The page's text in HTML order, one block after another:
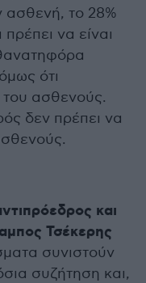
ασθενή, το 28%
να είναι
ότι
του ασθενούς.
δεν πρέπει να
και
Τσέκερης
συνιστούν
συζήτηση και,